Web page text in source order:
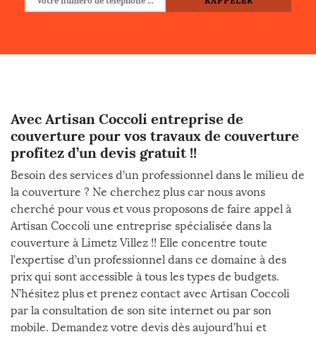
Avec Artisan Coccoli entreprise de
couverture pour vos travaux de couverture
profitez d’un devis gratuit !!
Besoin des services d’un professionnel dans le milieu de
la couverture ? Ne cherchez plus car nous avons
cherché pour vous et vous proposons de faire appel à
Artisan Coccoli une entreprise spécialisée dans la
couverture à Limetz Villez !! Elle concentre toute
l’expertise d’un professionnel dans ce domaine à des
prix qui sont accessible à tous les types de budgets.
N’hésitez plus et prenez contact avec Artisan Coccoli
par la consultation de son site internet ou par son
mobile. Demandez votre devis dès aujourd’hui et